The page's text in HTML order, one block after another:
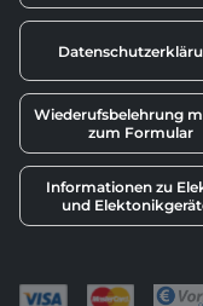
Wiederufsbelehrung
zum Formular
Informationen zu
und